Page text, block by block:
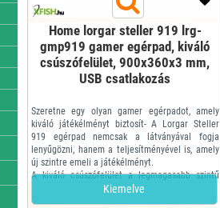
Home lorgar steller 919 lrg-
gmp919 gamer egérpad, kiváló
csúszófelület, 900x360x3 mm,
USB csatlakozás
Szeretne egy olyan gamer egérpadot, amely
kiváló játékélményt biztosít- A Lorgar Steller
919 egérpad nemcsak a látványával fogja
lenyűgözni, hanem a teljesítményével is, amely
új szintre emeli a játékélményt.
A kiváló csúszófelület a legmagasabb szintű
gyorsaságot és mozgékonyságot kínálja, így
minden egérmozdulat könnyed és pontos lesz. A
Kiemelve